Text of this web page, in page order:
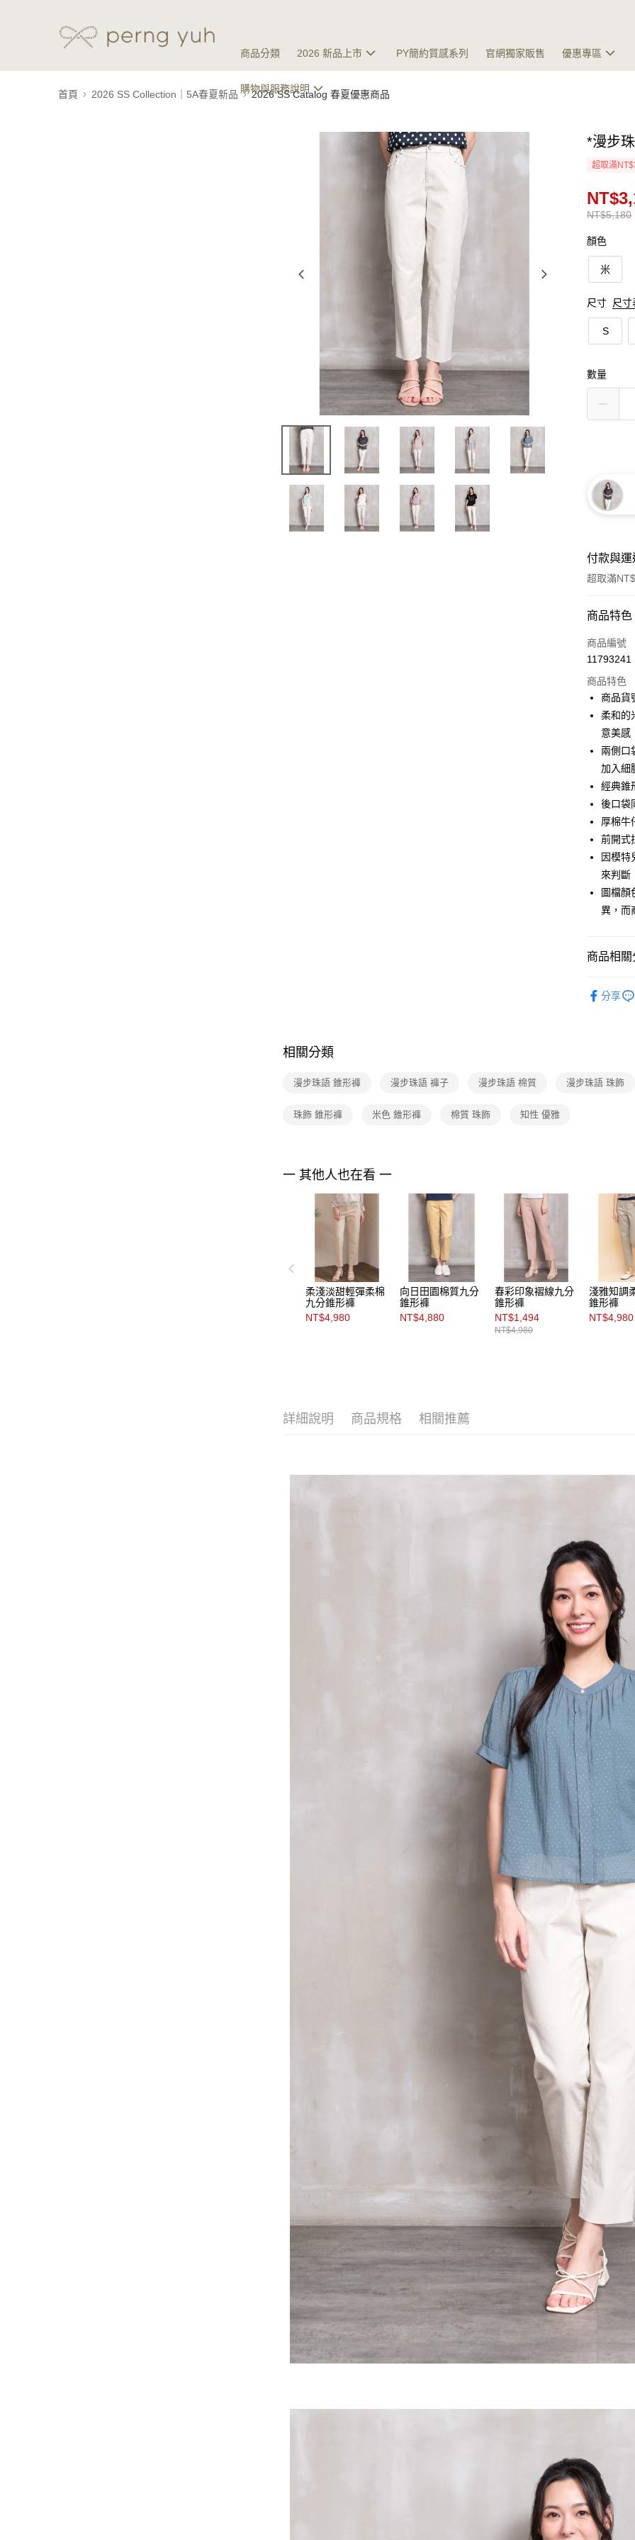
商品分類 2026 新品上市 PY簡約質感系列 官網獨家販售 優惠專區
購物與服務說明
首頁 2026 SS Collection｜5A春夏新品 2026 SS Catalog 春夏優惠商品
*漫步
超取滿
NT$5,180
顏色
米
尺寸 尺寸
S
數量
付款與
超取滿
付款方式
信用卡一
3 期
合作金
華南商
國泰世
臺灣中
匯豐（
聯邦商
元大商
台新國
台灣樂
LINE Pay
街口支付
相關說明
【關於「
AFTEE先
便利好安
１．簡單
２．便利
３．安心
【「
２．訂單
※ 請注意
絡購買商
【注意事
４．使用
即時審查
結果請求
５．嚴禁
形，恩沛
ATM付款
運送方式
付款後全
付款後7-
黑貓宅配
付款後門
商品特色
商品編號
11793241
商品特色
商品貨
柔和的
意美感
兩側口
加入細
經典錐
後口袋
厚棉牛
前開式
因模特
來判斷
圖檔顏
異，而
商品相關
品 分享
相關分類
漫步珠語 錐形褲 漫步珠語 褲子 漫步珠語 棉質 漫步珠語 珠飾
珠飾 錐形褲 米色 錐形褲 棉質 珠飾 知性 優雅
一 其他人也在看 一
柔淺淡甜輕彈柔棉
九分錐形褲
NT$4,980
向日田園棉質九分
錐形褲
NT$4,880
春彩印象褶線九分
錐形褲
NT$1,494
NT$4,980
淺雅知調
錐形褲
NT$4,980
詳細說明 商品規格 相關推薦